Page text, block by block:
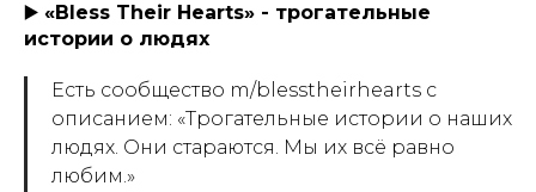
▶️ «Bless Their Hearts» - трогательные
истории о людях
Есть сообщество m/blesstheirhearts с
описанием: «Трогательные истории о наших
людях. Они стараются. Мы их всё равно
любим.»